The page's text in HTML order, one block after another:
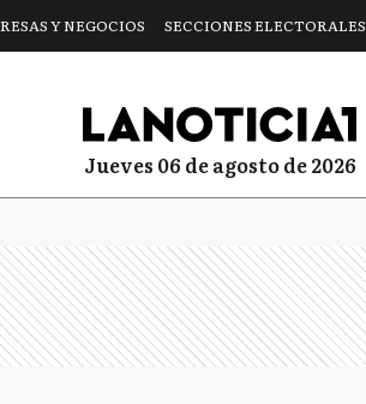
Y NEGOCIOS SECCIONES ELECTORALES
jueves 06 de agosto de 2026